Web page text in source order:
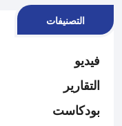
التصنيفات
فيديو
التقارير
بودكاست